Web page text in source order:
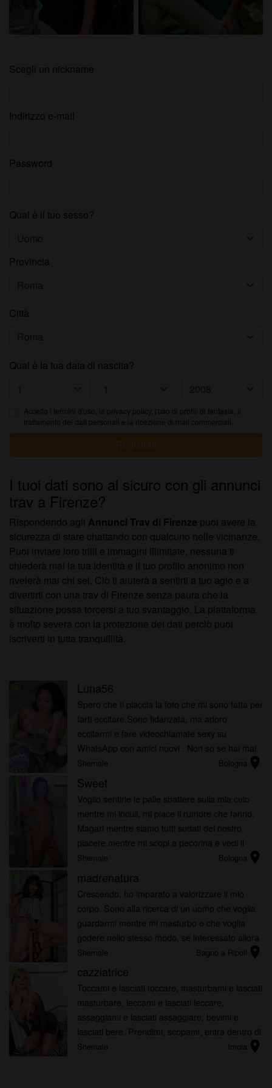
Scegli un nickname
Indirizzo e-mail
Password
Qual è il tuo sesso?
Provincia
Città
Qual è la tua data di nascita?
Accetto i termini d'uso , la privacy policy, l'uso di profili di fantasia, il
trattamento dei dati personali e la ricezione di mail commerciali.
I tuoi dati sono al sicuro con gli annunci
trav a Firenze?
Rispondendo agli Annunci Trav di Firenze puoi avere la
sicurezza di stare chattando con qualcuno nelle vicinanze.
Puoi inviare loro trilli e immagini illimitate, nessuna ti
chiederà mai la tua identità e il tuo profilo anonimo non
rivelerà mai chi sei. Ciò ti aiuterà a sentirti a tuo agio e a
divertirti con una trav di Firenze senza paura che la
situazione possa torcersi a tuo svantaggio. La piattaforma
è molto severa con la protezione dei dati perciò puoi
iscriverti in tutta tranquillità.
Luna56
Spero che ti piaccia la foto che mi sono fatta per
farti eccitare.Sono fidanzata, ma adoro
eccitarmi e fare videochiamate sexy su
WhatsApp con amici nuovi . Non so se hai mai
avuto questa esperienza, qui.
Bologna location_on
Shemale
Sweet
Voglio sentirle le palle sbattere sulla mia culo
mentre mi inculi, mi piace il rumore che fanno.
Magari mentre siamo tutti sudati del nostro
piacere mentre mi scopi a pecorina e vedi il
cazzo che mi apre!
Bologna location_on
Shemale
madrenatura
Crescendo, ho imparato a valorizzare il mio
corpo. Sono alla ricerca di un uomo che voglia
guardarmi mentre mi masturbo e che voglia
godere nello stesso modo, se interessato allora
scrivimi, ti voglio.
Bagno a Ripoli location_on
Shemale
cazziatrice
Toccami e lasciati toccare, masturbami e lasciati
masturbare, leccami e lasciati leccare,
assaggiami e lasciati assaggiare, bevimi e
lasciati bere. Prendimi, scopami, entra dentro di
me e possiedimi, voglio diventare tutta tua.
Imola location_on
Shemale